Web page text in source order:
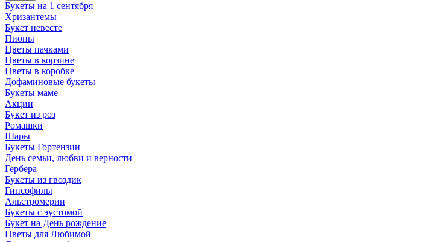
Букеты на 1 сентября
Хризантемы
Букет невесте
Пионы
Цветы пачками
Цветы в корзине
Цветы в коробке
Дофаминовые букеты
Букеты маме
Акции
Букет из роз
Ромашки
Шары
Букеты Гортензии
День семьи, любви и верности
Гербера
Букеты из гвоздик
Гипсофилы
Альстромерии
Букеты с эустомой
Букет на День рождение
Цветы для Любимой